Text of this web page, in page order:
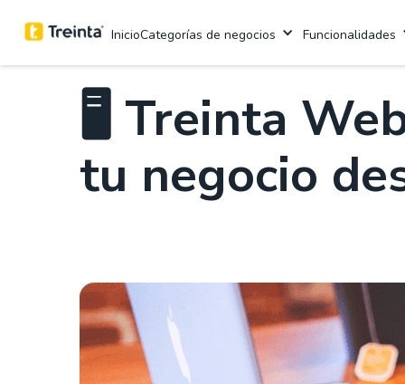
InicioCategorías de negocios Funcionalidades
🖥️ Treinta
tu negocio